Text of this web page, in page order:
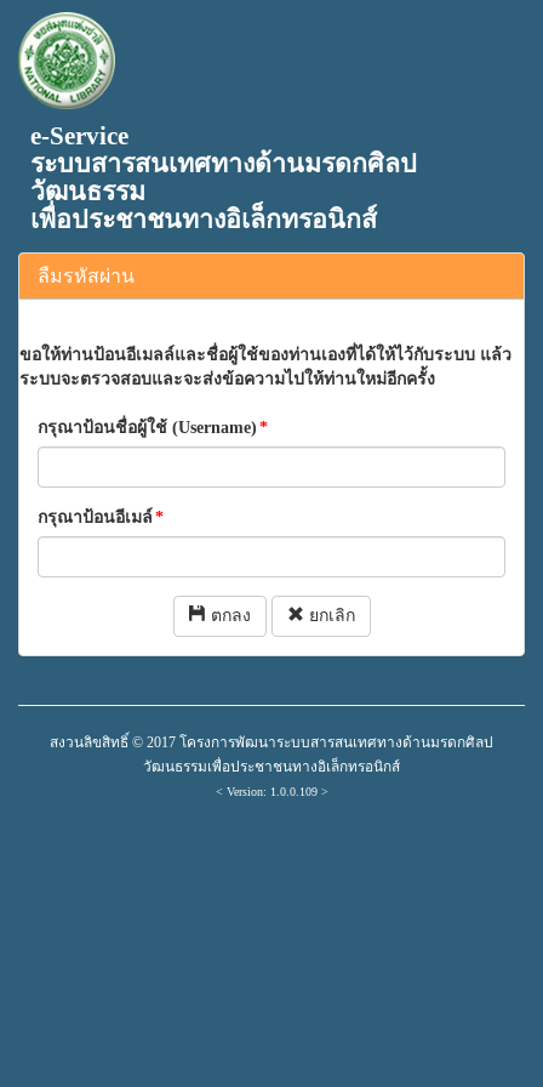
e-Service
ระบบสารสนเทศทางด้านมรดกศิลป
วัฒนธรรม
เพื่อประชาชนทางอิเล็กทรอนิกส์
ลืมรหัสผ่าน
ขอให้ท่านป้อนอีเมลล์และชื่อผู้ใช้ของท่านเองที่ได้ให้ไว้กับระบบ แล้ว
ระบบจะตรวจสอบและจะส่งข้อความไปให้ท่านใหม่อีกครั้ง
กรุณาป้อนชื่อผู้ใช้ (Username) *
กรุณาป้อนอีเมล์ *
ตกลง ยกเลิก
สงวนลิขสิทธิ์ © 2017 โครงการพัฒนาระบบสารสนเทศทางด้านมรดกศิลป
วัฒนธรรมเพื่อประชาชนทางอิเล็กทรอนิกส์
< Version: 1.0.0.109 >